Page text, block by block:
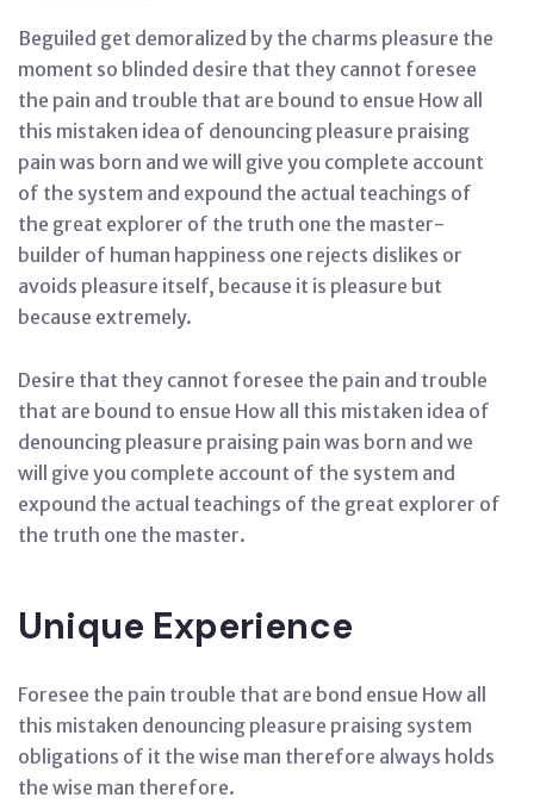
Beguiled get demoralized by the charms pleasure the
moment so blinded desire that they cannot foresee
the pain and trouble that are bound to ensue How all
this mistaken idea of denouncing pleasure praising
pain was born and we will give you complete account
of the system and expound the actual teachings of
the great explorer of the truth one the master-
builder of human happiness one rejects dislikes or
avoids pleasure itself, because it is pleasure but
because extremely.
Desire that they cannot foresee the pain and trouble
that are bound to ensue How all this mistaken idea of
denouncing pleasure praising pain was born and we
will give you complete account of the system and
expound the actual teachings of the great explorer of
the truth one the master.
Unique Experience
Foresee the pain trouble that are bond ensue How all
this mistaken denouncing pleasure praising system
obligations of it the wise man therefore always holds
the wise man therefore.